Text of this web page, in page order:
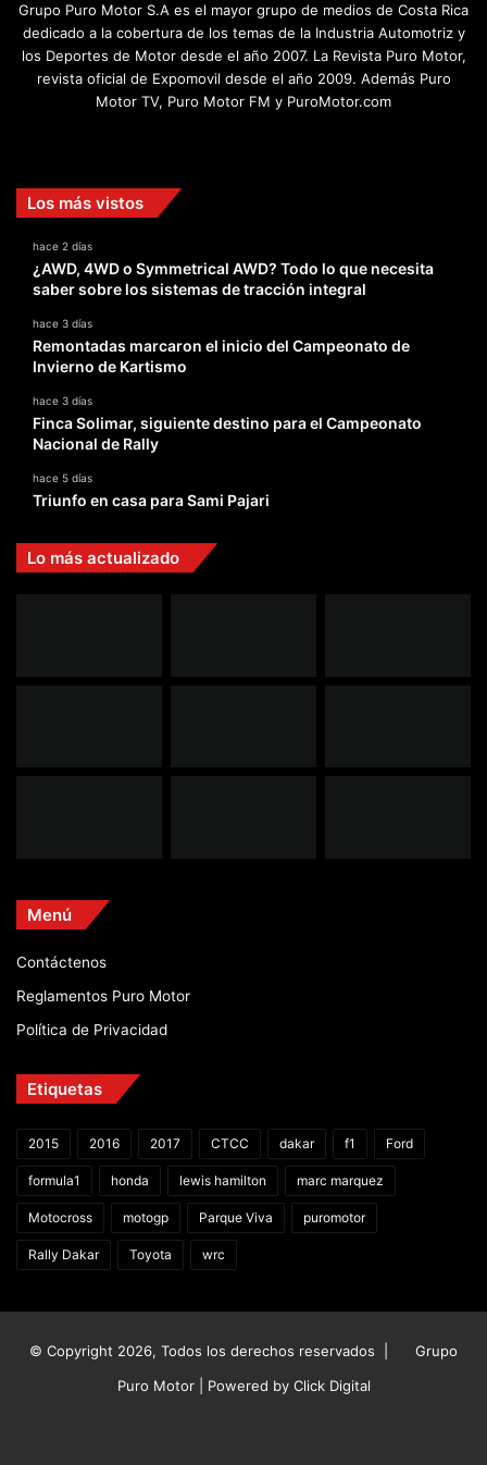
Grupo Puro Motor S.A es el mayor grupo de medios de Costa Rica
dedicado a la cobertura de los temas de la Industria Automotriz y
los Deportes de Motor desde el año 2007. La Revista Puro Motor,
revista oficial de Expomovil desde el año 2009. Además Puro
Motor TV, Puro Motor FM y PuroMotor.com
Los más vistos
hace 2 días
¿AWD, 4WD o Symmetrical AWD? Todo lo que necesita
saber sobre los sistemas de tracción integral
hace 3 días
Remontadas marcaron el inicio del Campeonato de
Invierno de Kartismo
hace 3 días
Finca Solimar, siguiente destino para el Campeonato
Nacional de Rally
hace 5 días
Triunfo en casa para Sami Pajari
Lo más actualizado
Menú
Contáctenos
Reglamentos Puro Motor
Política de Privacidad
Etiquetas
2015 2016 2017 CTCC dakar f1 Ford
formula1 honda lewis hamilton marc marquez
Motocross motogp Parque Viva puromotor
Rally Dakar Toyota wrc
© Copyright 2026, Todos los derechos reservados |
Grupo
Puro Motor | Powered by Click Digital